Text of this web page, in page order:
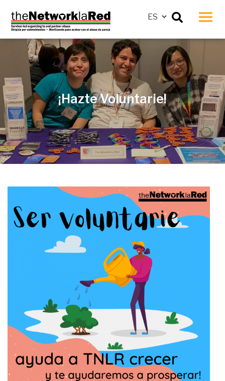
¡Hazte Voluntarie!